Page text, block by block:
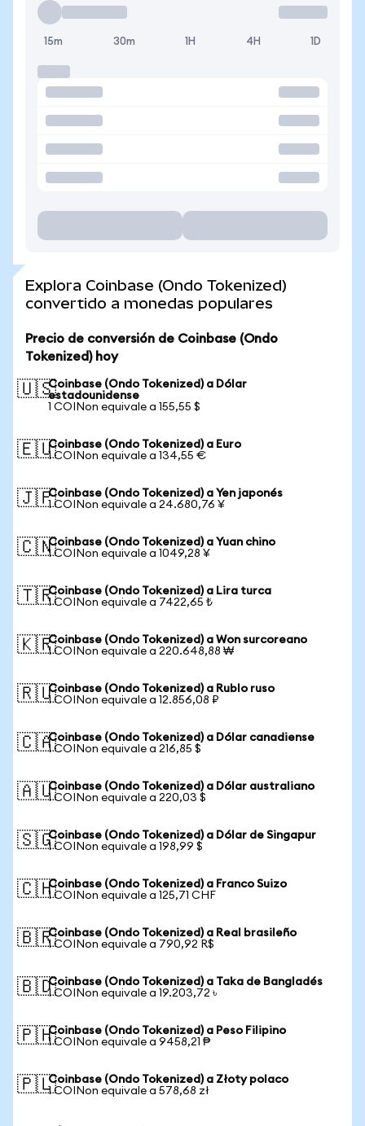
15m 30m 1H 4H 1D
Explora Coinbase (Ondo Tokenized)
convertido a monedas populares
Precio de conversión de Coinbase (Ondo
Tokenized) hoy
🇺🇸Coinbase (Ondo Tokenized) a Dólar
estadounidense
1 COINon equivale a 155,55 $
🇪🇺Coinbase (Ondo Tokenized) a Euro
1 COINon equivale a 134,55 €
🇯🇵Coinbase (Ondo Tokenized) a Yen japonés
1 COINon equivale a 24.680,76 ¥
🇨🇳Coinbase (Ondo Tokenized) a Yuan chino
1 COINon equivale a 1049,28 ¥
🇹🇷Coinbase (Ondo Tokenized) a Lira turca
1 COINon equivale a 7422,65 ₺
🇰🇷Coinbase (Ondo Tokenized) a Won surcoreano
1 COINon equivale a 220.648,88 ₩
🇷🇺Coinbase (Ondo Tokenized) a Rublo ruso
1 COINon equivale a 12.856,08 ₽
🇨🇦Coinbase (Ondo Tokenized) a Dólar canadiense
1 COINon equivale a 216,85 $
🇦🇺Coinbase (Ondo Tokenized) a Dólar australiano
1 COINon equivale a 220,03 $
🇸🇬Coinbase (Ondo Tokenized) a Dólar de Singapur
1 COINon equivale a 198,99 $
🇨🇭Coinbase (Ondo Tokenized) a Franco Suizo
1 COINon equivale a 125,71 CHF
🇧🇷Coinbase (Ondo Tokenized) a Real brasileño
1 COINon equivale a 790,92 R$
🇧🇩Coinbase (Ondo Tokenized) a Taka de Bangladés
1 COINon equivale a 19.203,72 ৳
🇵🇭Coinbase (Ondo Tokenized) a Peso Filipino
1 COINon equivale a 9458,21 ₱
🇵🇱Coinbase (Ondo Tokenized) a Złoty polaco
1 COINon equivale a 578,68 zł